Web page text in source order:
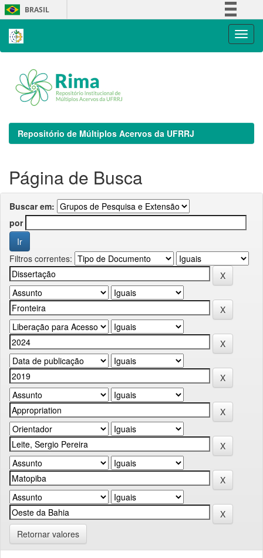
Skip
navigation
BRASIL
Repositório de Múltiplos Acervos da UFRRJ
Página de Busca
Buscar em:
por
Filtros correntes:
Retornar valores